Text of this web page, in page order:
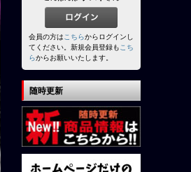
会員の方はこちらからログインし
てください。新規会員登録もこち
らからお願いいたします。
随時更新